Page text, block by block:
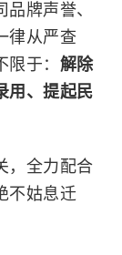
牌声誉、
律从严查
于： 解除
用、提起民
，全力配合
不姑息迁